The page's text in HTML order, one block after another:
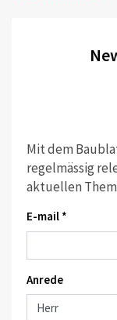
Mit dem
regelmässig
aktuellen
E-mail *
Anrede